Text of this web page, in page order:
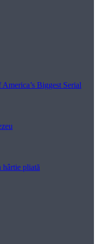
Biggest Serial
hârtie pliată